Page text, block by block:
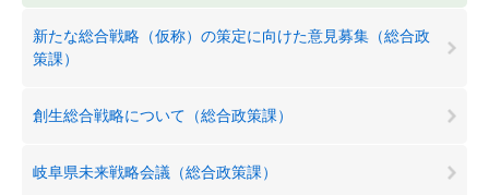
新たな総合戦略（仮称）の策定に向けた意見募集（総合政
策課）
創生総合戦略について（総合政策課）
岐阜県未来戦略会議（総合政策課）